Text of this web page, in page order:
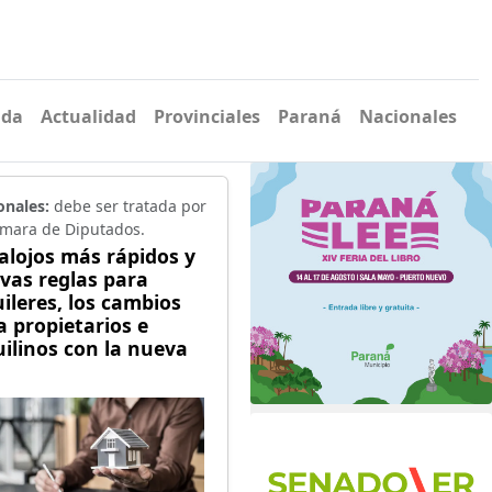
Actualidad Provinciales Paraná Nacionales
debe ser tratada por
de Diputados.
más rápidos y
reglas para
los cambios
propietarios e
con la nueva